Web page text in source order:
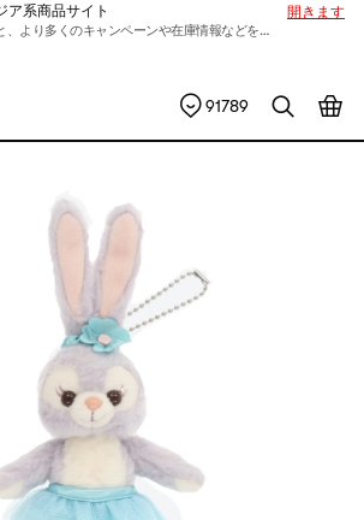
ア系商品サイト
、より多くのキャンペーンや在庫情報などを入手できます
開きます
91789